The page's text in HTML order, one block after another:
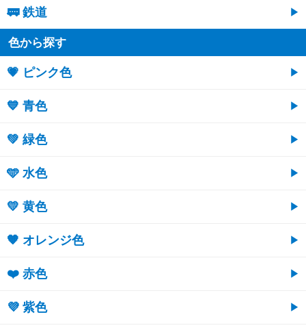
🚃 鉄道
色から探す
💗 ピンク色
💙 青色
💚 緑色
🩵 水色
💛 黄色
🧡 オレンジ色
❤️ 赤色
💜 紫色